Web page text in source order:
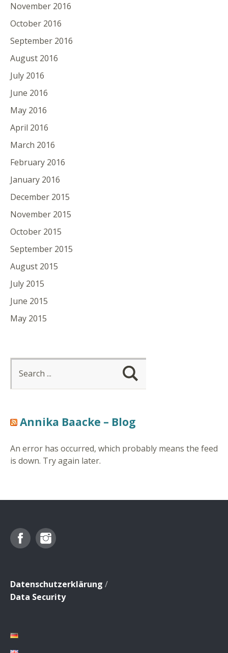
November 2016
October 2016
September 2016
August 2016
July 2016
June 2016
May 2016
April 2016
March 2016
February 2016
January 2016
December 2015
November 2015
October 2015
September 2015
August 2015
July 2015
June 2015
May 2015
Annika Baacke – Blog
An error has occurred, which probably means the feed
is down. Try again later.
Facebook
Datenschutzerklärung /
Data Security